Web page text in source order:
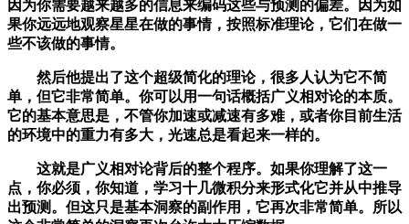
因为你需要越来越多的信息来编码这些与预测的偏差。因为如
果你远远地观察星星在做的事情，按照标准理论，它们在做一
些不该做的事情。
然后他提出了这个超级简化的理论，很多人认为它不简
单，但它非常简单。你可以用一句话概括广义相对论的本质。
它的基本意思是，不管你加速或减速有多难，或者你目前生活
的环境中的重力有多大，光速总是看起来一样的。
这就是广义相对论背后的整个程序。如果你理解了这一
点，你必须，你知道，学习十几微积分来形式化它并从中推导
出预测。但这只是基本洞察的副作用，它再次非常简单。所以